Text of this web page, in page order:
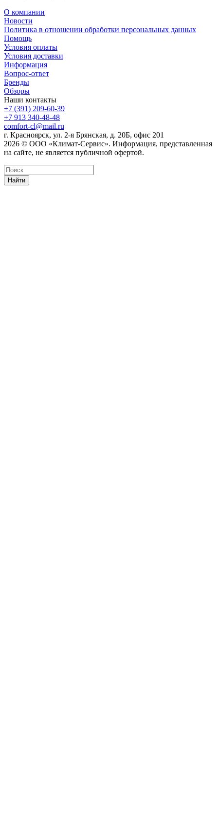
О компании
Новости
Политика в отношении обработки персональных данных
Помощь
Условия оплаты
Условия доставки
Информация
Вопрос-ответ
Бренды
Обзоры
Наши контакты
+7 (391) 209-60-39
+7 913 340-48-48
comfort-cl@mail.ru
г. Красноярск, ул. 2-я Брянская, д. 20Б, офис 201
2026 © ООО «Климат-Сервис». Информация, представленная
на сайте, не является публичной офертой.
Найти